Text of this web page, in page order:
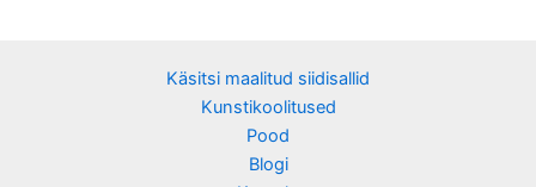
Käsitsi maalitud siidisallid
Kunstikoolitused
Pood
Blogi